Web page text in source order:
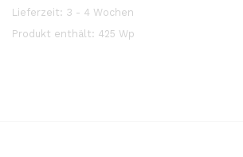
Lieferzeit: 3 - 4 Wochen
Produkt enthält: 425 Wp